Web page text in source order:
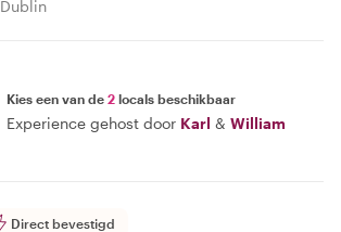
Dublin
Kies een van de 2 locals beschikbaar
Experience gehost door Karl & William
Direct bevestigd